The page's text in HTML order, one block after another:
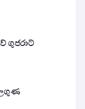
ගුජරාට්